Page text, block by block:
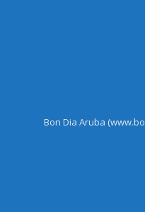
Bon Dia Aruba